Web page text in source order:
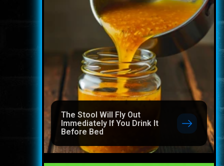
The Stool Will Fly Out
Immediately If You Drink It
Before Bed